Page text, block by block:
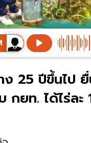
25 ปีขึ้นไป
กยท. ได้ไร่ละ